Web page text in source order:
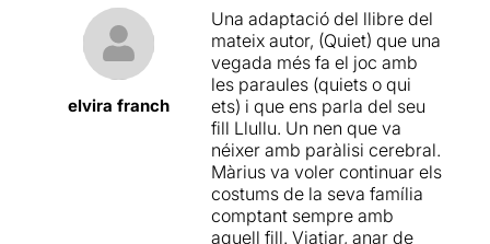
aprenentatge d’una situació
adversa i difícil. I ells ho
aconsegueixen.
Jo us recomano que
estigueu al lloro seguint les
actuacions que van fent pels
diferents teatres de
Catalunya. No us en
penedireu.
En aquesta ocasió tots tres
actors l' Òscar Muñoz,la
Judit Farrési enRoger Julià
es converteixen en elMàrius
Serra , mostrant-nos les
diferents personalitats que
habiten dins seu;
personalitats que van
apareixen depenent de les
situacions en que es va
cadira, la nostra i la vostra.
La cadira com a objecte i
com a subjecte, des de la
seva com a protagonista i
des de la vostra com
a expectants."
Amb música en directe de
la mà dels 3 actors;el
paper del fill no està
interpretat per ningú i alhora
elvira franch
Una adaptació del llibre del
mateix autor, (Quiet) que una
vegada més fa el joc amb
les paraules (quiets o qui
ets) i que ens parla del seu
fill Llullu. Un nen que va
néixer amb paràlisi cerebral.
Màrius va voler continuar els
costums de la seva família
comptant sempre amb
aquell fill. Viatjar, anar de